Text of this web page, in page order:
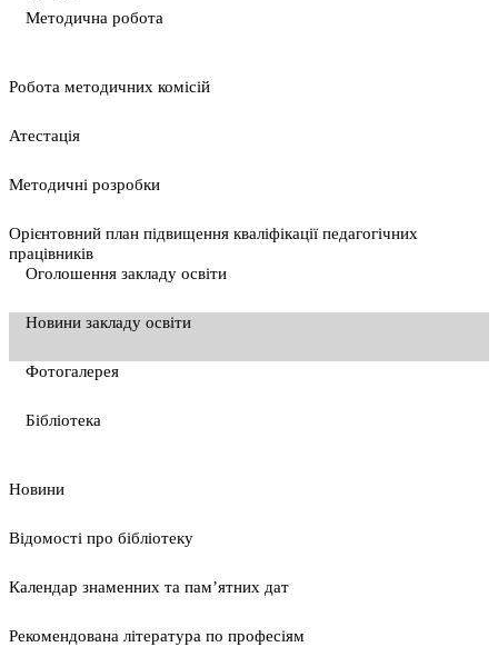
Методична робота
Pобота методичних комісій
Атестація
Методичні розробки
Орієнтовний план підвищення кваліфікації педагогічних
працівників
Оголошення закладу освіти
Новини закладу освіти
Фотогалерея
Бібліотека
Новини
Відомості про бібліотеку
Календар знаменних та пам’ятних дат
Рекомендована література по професіям